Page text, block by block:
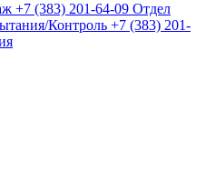
+7 (383) 201-64-09 Отдел
Контроль +7 (383) 201-